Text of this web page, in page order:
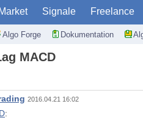
Market Signale Freelance
Algo Forge Dokumentation
MACD
2016.04.21 16:02
: